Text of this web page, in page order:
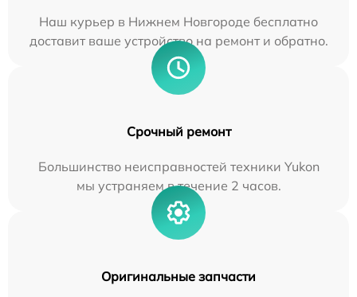
Наш курьер в Нижнем Новгороде бесплатно
доставит ваше устройство на ремонт и обратно.
Срочный ремонт
Большинство неисправностей техники Yukon
мы устраняем в течение 2 часов.
Оригинальные запчасти